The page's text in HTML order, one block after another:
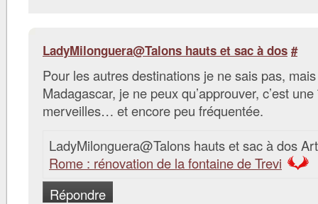
LadyMilonguera@Talons hauts et sac à dos #
Pour les autres destinations je ne sais pas,
Madagascar, je ne peux qu’approuver, c’est
merveilles… et encore peu fréquentée.
LadyMilonguera@Talons hauts et sac à dos
Rome : rénovation de la fontaine de Trevi
Répondre